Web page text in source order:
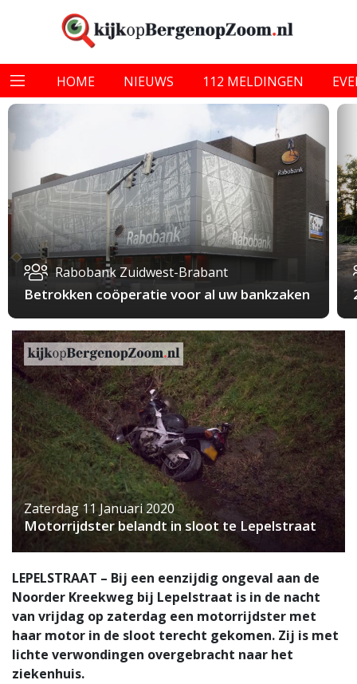
HOME NIEUWS 112 MELDINGEN
Rabobank Zuidwest-Brabant
Betrokken coöperatie voor al uw bankzaken
Zaterdag 11 Januari 2020
Motorrijdster belandt in sloot te Lepelstraat
LEPELSTRAAT – Bij een eenzijdig ongeval aan de
Noorder Kreekweg bij Lepelstraat is in de nacht
van vrijdag op zaterdag een motorrijdster met
haar motor in de sloot terecht gekomen. Zij is met
lichte verwondingen overgebracht naar het
ziekenhuis.